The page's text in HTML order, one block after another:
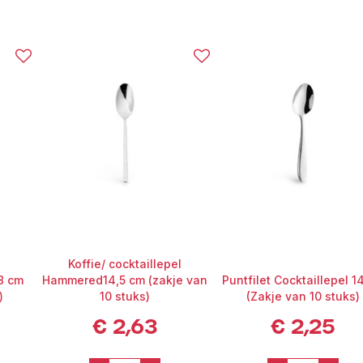
cm
Koffie/ cocktaillepel
Hammered14,5 cm (zakje van
10 stuks)
€2,63
Puntfilet Cocktaillepel
(Zakje van 10 stuks)
€ 2,25